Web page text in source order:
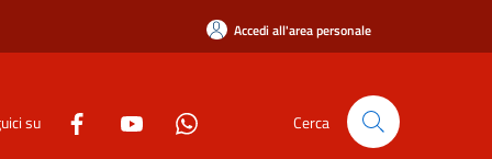
Accedi all'area personale
su Cerca